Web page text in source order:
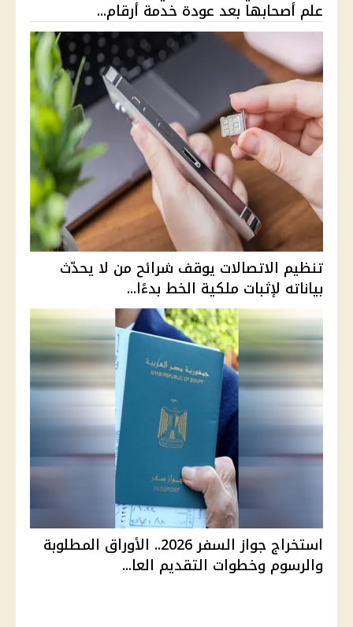
علم أصحابها بعد عودة خدمة أرقام...
تنظيم الاتصالات يوقف شرائح من لا يحدّث
بياناته لإثبات ملكية الخط بدءًا...
استخراج جواز السفر 2026.. الأوراق المطلوبة
والرسوم وخطوات التقديم العا...